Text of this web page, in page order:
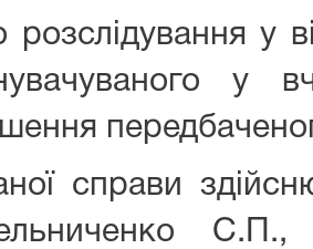
розслідування у
у
справи